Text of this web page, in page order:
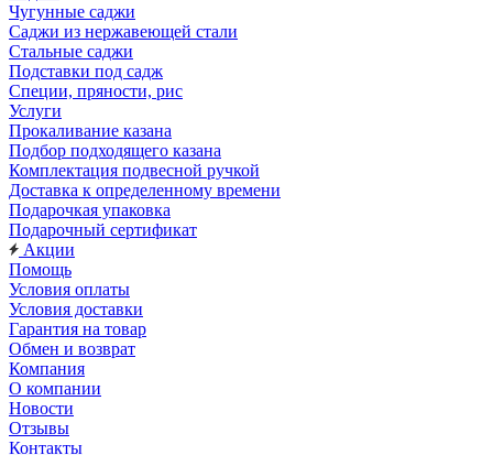
Чугунные саджи
Саджи из нержавеющей стали
Стальные саджи
Подставки под садж
Специи, пряности, рис
Услуги
Прокаливание казана
Подбор подходящего казана
Комплектация подвесной ручкой
Доставка к определенному времени
Подарочкая упаковка
Подарочный сертификат
Акции
Помощь
Условия оплаты
Условия доставки
Гарантия на товар
Обмен и возврат
Компания
О компании
Новости
Отзывы
Контакты